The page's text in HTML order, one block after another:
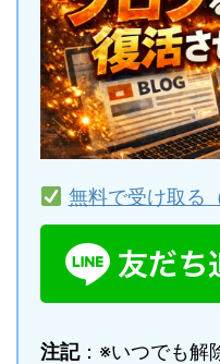
無料で受け取る
注記：※いつでも解